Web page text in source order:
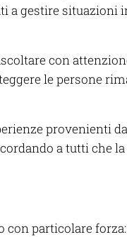
a gestire situazioni
con
le persone
provenienti
a tutti che
particolare